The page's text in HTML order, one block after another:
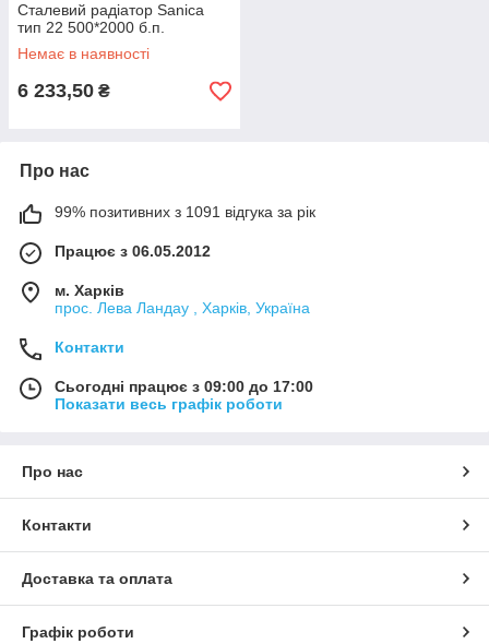
Сталевий радіатор Sanica
тип 22 500*2000 б.п.
Немає в наявності
6 233,50 ₴
Про нас
99% позитивних з 1091 відгука за рік
Працює з 06.05.2012
м. Харків
прос. Лева Ландау , Харків, Україна
Контакти
Сьогодні працює з 09:00 до 17:00
Показати весь графік роботи
Про нас
Контакти
Доставка та оплата
Графік роботи